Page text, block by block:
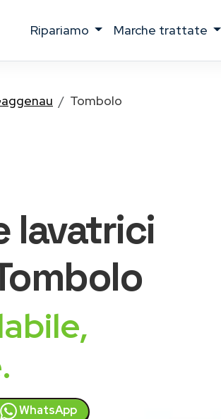
ripariamo marche trattate
Tombolo
lavatrici
WhatsApp